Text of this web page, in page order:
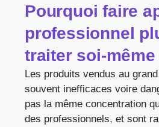
Pourquoi faire
professionnel
traiter soi-même
Les produits vendus au
souvent inefficaces voire
pas la même concentration
des professionnels, et sont